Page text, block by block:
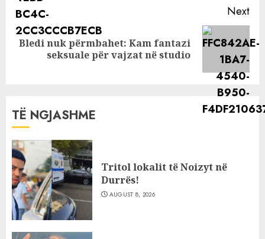
Next
Next
Bledi nuk përmbahet: Kam fantazi
seksuale për vajzat në studio
TË NGJASHME
Tritol lokalit të Noizyt në
Durrës!
AUGUST 8, 2026